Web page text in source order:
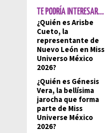
TE PODRÍA INTERESAR...
¿Quién es Arisbe
Cueto, la
representante de
Nuevo León en Miss
Universo México
2026?
¿Quién es Génesis
Vera, la bellísima
jarocha que forma
parte de Miss
Universe México
2026?